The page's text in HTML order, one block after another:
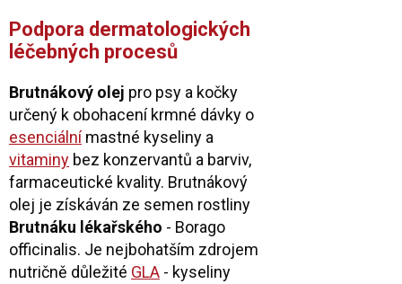
Podpora dermatologických
léčebných procesů
Brutnákový olej pro psy a kočky
určený k obohacení krmné dávky o
esenciálnímastné kyseliny a
vitaminy bez konzervantů a barviv,
farmaceutické kvality. Brutnákový
olej je získáván ze semen rostliny
Brutnáku lékařského - Borago
officinalis. Je nejbohatším zdrojem
nutričně důležité GLA - kyseliny